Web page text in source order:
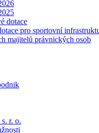
dotace
pro sportovní
majitelů právnických osob
r. o.